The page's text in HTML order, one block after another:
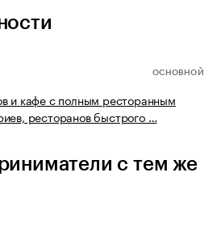
ОСНОВНОЙ
и кафе с полным ресторанным
ресторанов быстрого …
с тем же